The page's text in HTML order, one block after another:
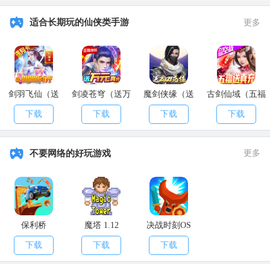
以上就是APK8小编带给大家的妄想山海白泽进化丹说明的全部内
容，希望能够帮到大家。
适合长期玩的仙侠类手游 更多
剑羽飞仙（送
10000真充）
下载
剑凌苍穹（送万
元真充）
下载
魔剑侠缘（送
2021充值）
下载
古剑仙域（五福
送真充）
下载
不要网络的好玩游戏 更多
保利桥
下载
魔塔 1.12
下载
决战时刻OS
下载